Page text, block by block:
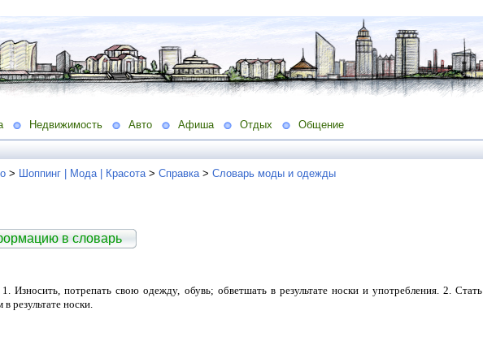
Недвижимость Авто Афиша Отдых Общение
> Шоппинг | Мода | Красота > Справка > Словарь моды и одежды
в словарь
Износить, потрепать свою одежду, обувь; обветшать в результате носки и употребления. 2. Стать
результате носки.